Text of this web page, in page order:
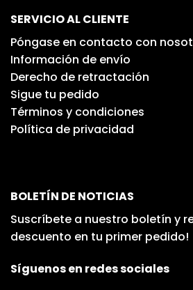
SERVICIO AL CLIENTE
Póngase en contacto con
Información de envío
Derecho de retractación
Sigue tu pedido
Términos y condiciones
Política de privacidad
BOLETÍN DE NOTICIAS
Suscríbete a nuestro boletín y
descuento en tu primer pedido!
Síguenos en redes sociales